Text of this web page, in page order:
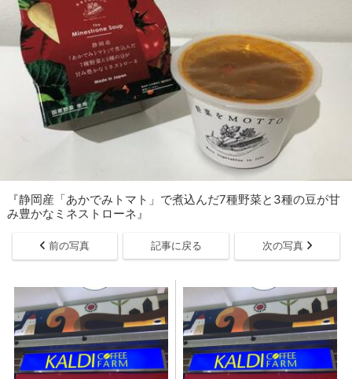
『静岡産「あかでみトマト」で煮込んだ7種野菜と3種の豆が甘
み豊かなミネストローネ』
前の写真 記事に戻る 次の写真